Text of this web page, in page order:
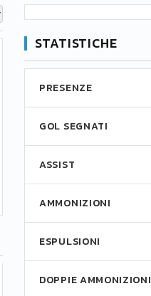
STATISTICHE
PRESENZE
GOL SEGNATI
ASSIST
AMMONIZIONI
ESPULSIONI
DOPPIE AMMONIZIONI